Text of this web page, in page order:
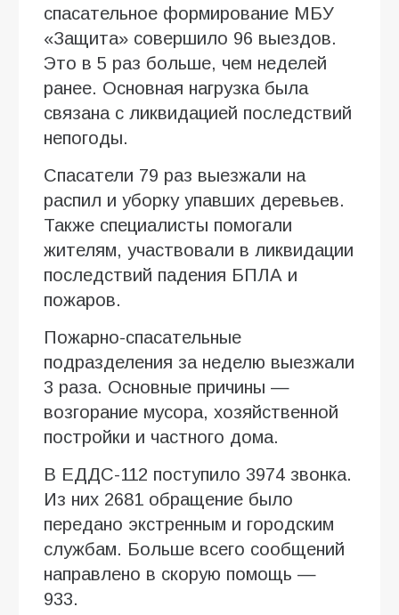
спасательное формирование МБУ
«Защита» совершило 96 выездов.
Это в 5 раз больше, чем неделей
ранее. Основная нагрузка была
связана с ликвидацией последствий
непогоды.
Спасатели 79 раз выезжали на
распил и уборку упавших деревьев.
Также специалисты помогали
жителям, участвовали в ликвидации
последствий падения БПЛА и
пожаров.
Пожарно-спасательные
подразделения за неделю выезжали
3 раза. Основные причины —
возгорание мусора, хозяйственной
постройки и частного дома.
В ЕДДС-112 поступило 3974 звонка.
Из них 2681 обращение было
передано экстренным и городским
службам. Больше всего сообщений
направлено в скорую помощь —
933.